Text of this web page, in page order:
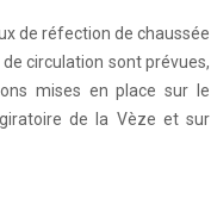
de réfection de chaussée
circulation sont prévues,
mises en place sur le
de la Vèze et sur